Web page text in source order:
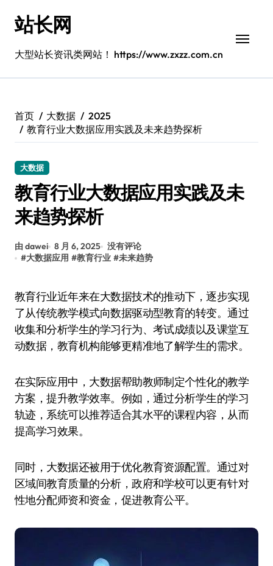
站长网
大型站长资讯类网站！ https://www.zxzz.com.cn
首页 大数据
2025
教育行业大数据应用实践及未来趋势探析
大数据
教育行业大数据应用实践及未
来趋势探析
由 dawei 8 月 6, 2025 没有评论
#大数据应用 #教育行业 #未来趋势
教育行业近年来在大数据技术的推动下，逐步实现
了从传统教学模式向数据驱动型教育的转变。通过
收集和分析学生的学习行为、考试成绩以及课堂互
动数据，教育机构能够更精准地了解学生的需求。
在实际应用中，大数据帮助教师制定个性化的教学
方案，提升教学效率。例如，通过分析学生的学习
轨迹，系统可以推荐适合其水平的课程内容，从而
提高学习效果。
同时，大数据还被用于优化教育资源配置。通过对
区域间教育质量的分析，政府和学校可以更有针对
性地分配师资和资金，促进教育公平。